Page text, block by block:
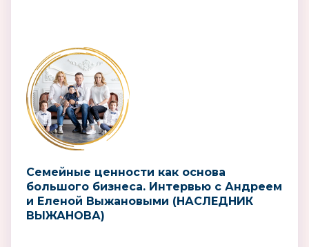
Семейные ценности как основа
большого бизнеса. Интервью с Андреем
и Еленой Выжановыми (НАСЛЕДНИК
ВЫЖАНОВА)